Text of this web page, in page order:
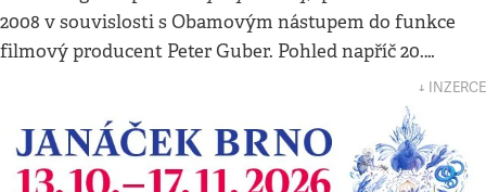
2008 v souvislosti s Obamovým nástupem do funkce
filmový producent Peter Guber. Pohled napříč 20.…
↓ INZERCE